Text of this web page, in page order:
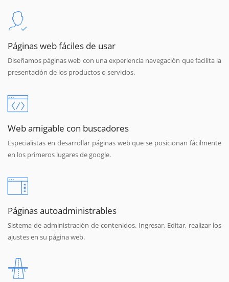
Páginas web fáciles de usar
Diseñamos páginas web con una experiencia navegación que facilita la
presentación de los productos o servicios.
Web amigable con buscadores
Especialistas en desarrollar páginas web que se posicionan fácilmente
en los primeros lugares de google.
Páginas autoadministrables
Sistema de administración de contenidos. Ingresar, Editar, realizar los
ajustes en su página web.